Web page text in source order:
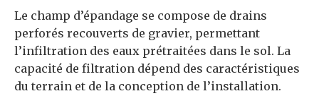
Le champ d’épandage se compose de drains
perforés recouverts de gravier, permettant
l’infiltration des eaux prétraitées dans le sol. La
capacité de filtration dépend des caractéristiques
du terrain et de la conception de l’installation.